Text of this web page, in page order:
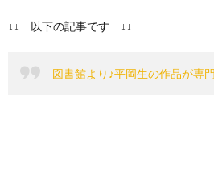
↓↓ 以下の記事です ↓↓
図書館より♪平岡生の作品が専